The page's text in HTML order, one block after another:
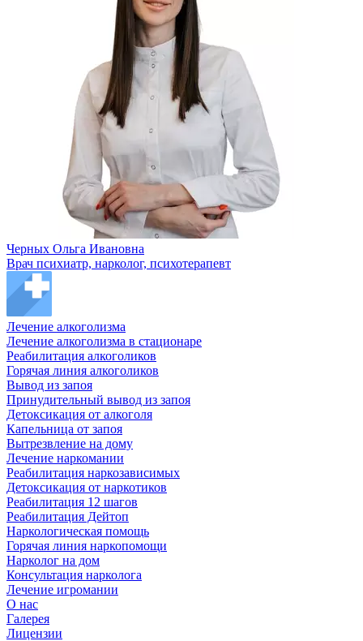
Черных Ольга Ивановна
Врач психиатр, нарколог, психотерапевт
Лечение алкоголизма
Лечение алкоголизма в стационаре
Реабилитация алкоголиков
Горячая линия алкоголиков
Вывод из запоя
Принудительный вывод из запоя
Детоксикация от алкоголя
Капельница от запоя
Вытрезвление на дому
Лечение наркомании
Реабилитация наркозависимых
Детоксикация от наркотиков
Реабилитация 12 шагов
Реабилитация Дейтоп
Наркологическая помощь
Горячая линия наркопомощи
Нарколог на дом
Консультация нарколога
Лечение игромании
О нас
Галерея
Лицензии